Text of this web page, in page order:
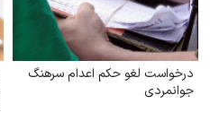
درخواست لغو حکم اعدام سرهنگ
جوانمردی